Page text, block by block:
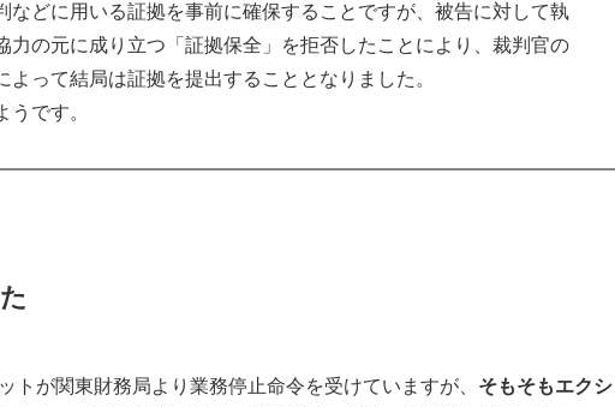
などに用いる証拠を事前に確保することですが、被告に対して執
力の元に成り立つ「証拠保全」を拒否したことにより、裁判官の
って結局は証拠を提出することとなりました。
です。
トが関東財務局より業務停止命令を受けていますが、 そもそもエクシ